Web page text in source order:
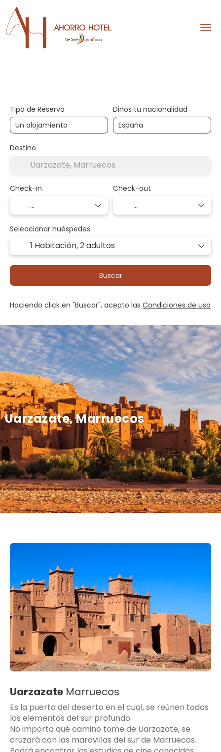
Uarzazate, Marruecos
Tipo de Reserva Dinos tu nacionalidad
Destino
Check-in Check-out
Seleccionar huéspedes:
1 Habitación,2 adultos
Buscar
Haciendo click en "Buscar", acepto las Condiciones de uso
Uarzazate Marruecos
Es la puerta del desierto en el cual, se reúnen todos
los elementos del sur profundo.
No importa qué camino tome de Uarzazate, se
cruzará con las maravillas del sur de Marruecos.